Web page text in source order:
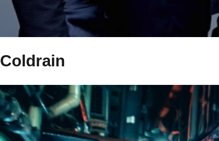
Coldrain